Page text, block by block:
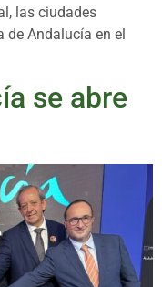
las ciudades
de Andalucía en el
se abre